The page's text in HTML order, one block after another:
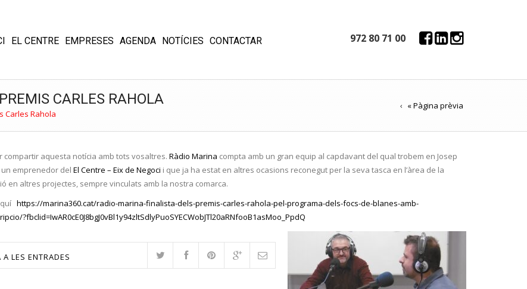
EL CENTRE EMPRESES AGENDA NOTÍCIES CONTACTAR 972 80 71 00
CARLES RAHOLA
Carles Rahola
« Pàgina prèvia
compartir aquesta notícia amb tots vosaltres. Ràdio Marina compta amb un gran equip al capdavant del qual trobem en Josep
un emprenedor del El Centre – Eix de Negoci i que ja ha estat en altres ocasions reconegut per la seva tasca en l’àrea de la
en altres projectes, sempre vinculats amb la nostra comarca.
https://marina360.cat/radio-marina-finalista-dels-premis-carles-rahola-pel-programa-dels-focs-de-blanes-amb-
?fbclid=IwAR0cE0J8bgJ0vBl1y94zltSdlyPuoSYECWobJTl20aRNfooB1asMoo_PpdQ
A LES ENTRADES